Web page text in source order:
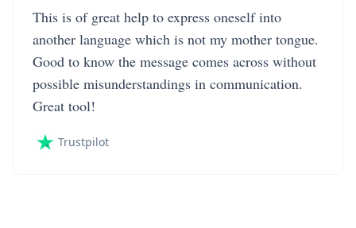
This is of great help to express oneself into
another language which is not my mother tongue.
Good to know the message comes across without
possible misunderstandings in communication.
Great tool!
Trustpilot